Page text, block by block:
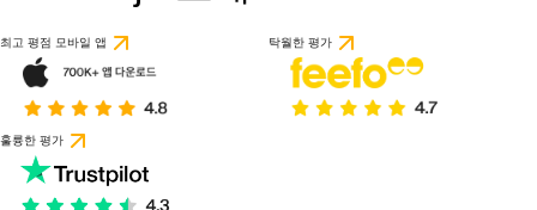
최고 평점 모바일 앱 탁월한 평가
훌륭한 평가